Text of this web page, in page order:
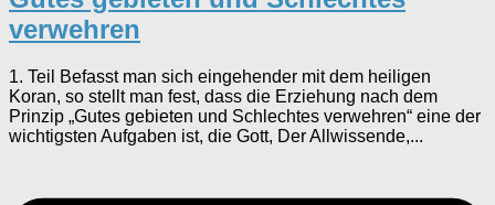
verwehren
1. Teil Befasst man sich eingehender mit dem heiligen
Koran, so stellt man fest, dass die Erziehung nach dem
Prinzip „Gutes gebieten und Schlechtes verwehren“ eine der
wichtigsten Aufgaben ist, die Gott, Der Allwissende,...